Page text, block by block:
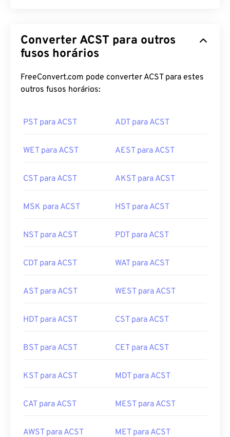
Converter ACST para outros
fusos horários
FreeConvert.com pode converter ACST para estes
outros fusos horários:
PST para ACST ADT para ACST
WET para ACST AEST para ACST
CST para ACST AKST para ACST
MSK para ACST HST para ACST
NST para ACST PDT para ACST
CDT para ACST WAT para ACST
AST para ACST WEST para ACST
HDT para ACST CST para ACST
BST para ACST CET para ACST
KST para ACST MDT para ACST
CAT para ACST MEST para ACST
AWST para ACST MET para ACST